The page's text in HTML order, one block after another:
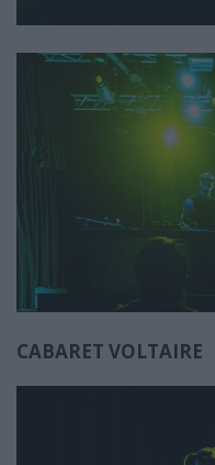
CABARET VOLTAIRE